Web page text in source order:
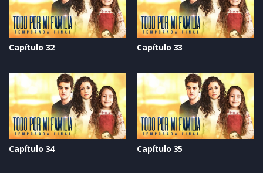
Capítulo 32 Capítulo 33
Capítulo 34 Capítulo 35